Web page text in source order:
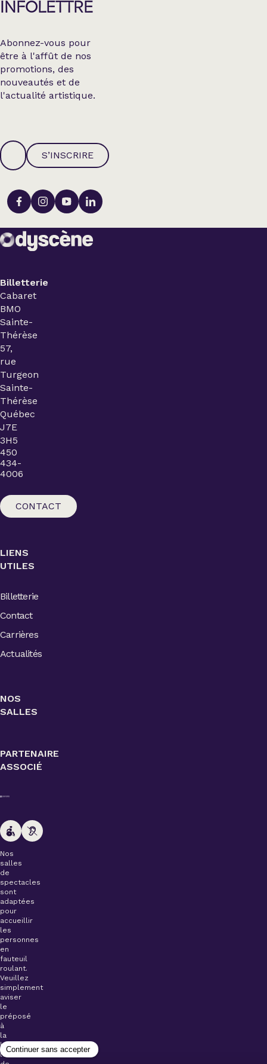
INFOLETTRE
Abonnez-vous pour
être à l'affût de nos
promotions, des
nouveautés et de
l'actualité artistique.
S’INSCRIRE
Billetterie
Cabaret
BMO
Sainte-
Thérèse
57,
rue
Turgeon
Sainte-
Thérèse
Québec
J7E
3H5
450
434-
4006
CONTACT
LIENS
UTILES
Billetterie
Contact
Carrières
Actualités
NOS
SALLES
PARTENAIRE
ASSOCIÉ
Nos
salles
de
spectacles
sont
adaptées
pour
accueillir
les
personnes
en
fauteuil
roulant.
Veuillez
simplement
aviser
le
préposé
à
la
billetterie
lors